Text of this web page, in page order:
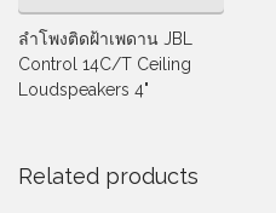
ลำโพงติดฝ้าเพดาน JBL
Control 14C/T Ceiling
Loudspeakers 4"
Related products